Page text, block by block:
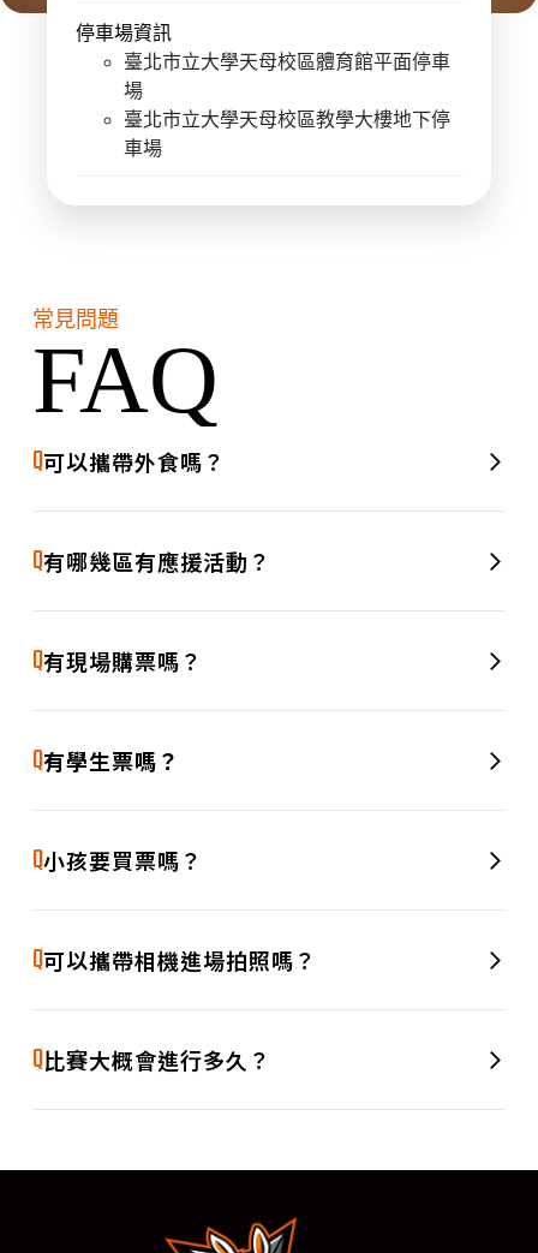
停車場資訊
臺北市立大學天母校區體育館平面停車
場
臺北市立大學天母校區教學大樓地下停
車場
常見問題
FAQ
Q可以攜帶外食嗎？
位，讓大家看球之餘，也能大快朵頤。
Q有哪幾區有應援活動？
哦！
Q有現場購票嗎？
時起意也能隨時加入我們，一起進場為球員加油！
Q有學生票嗎？
哦！
Q小孩要買票嗎？
A的兒童可由一位購票者免費攜帶進場（一位購票者限帶一名兒
童）。提醒您，未購票之兒童恕不提供座位，建議斟酌需求安
Q可以攜帶相機進場拍照嗎？
A響其他觀眾觀賽，並避免使用閃光燈或腳架等大型設備，以維
持良好觀賞品質。
Q比賽大概會進行多久？
過中場的精彩應援！